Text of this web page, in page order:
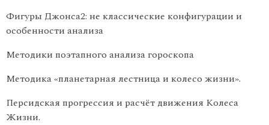
Фигуры Джонса2: не классические конфигурации и
особенности анализа
Методики поэтапного анализа гороскопа
Методика «планетарная лестница и колесо жизни».
Персидская прогрессия и расчёт движения Колеса
Жизни.